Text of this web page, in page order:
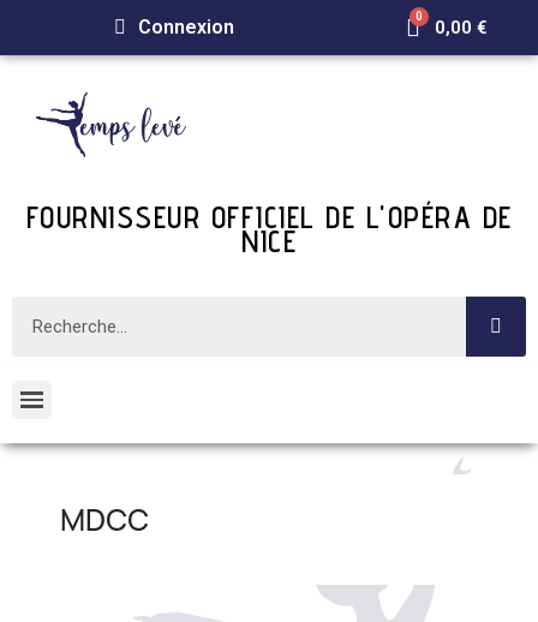
Connexion 0,00 €
FOURNISSEUR OFFICIEL DE L'OPÉRA DE
NICE
MDCC